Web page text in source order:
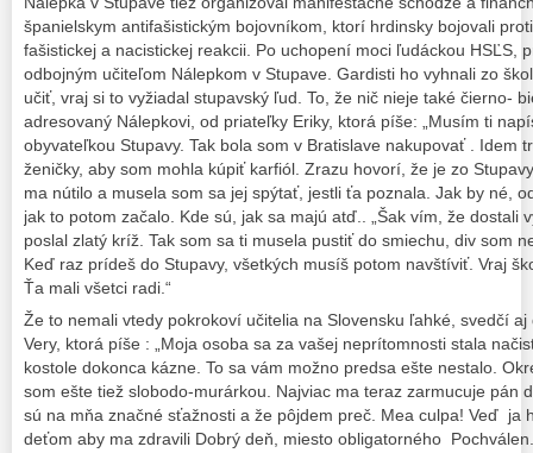
španielskym antifašistickým bojovníkom, ktorí hrdinsky bojovali
fašistickej a nacistickej reakcii. Po uchopení moci ľudáckou HSĽS,
odbojným učiteľom Nálepkom v Stupave. Gardisti ho vyhnali zo
učiť, vraj si to vyžiadal stupavský ľud. To, že nič nieje také čierno-
adresovaný Nálepkovi, od priateľky Eriky, ktorá píše: „Musím ti
obyvateľkou Stupavy. Tak bola som v Bratislave nakupovať . Idem
ženičky, aby som mohla kúpiť karfiól. Zrazu hovorí, že je zo
ma nútilo a musela som sa jej spýtať, jestli ťa poznala. Jak by né,
jak to potom začalo. Kde sú, jak sa majú atď.. „Šak vím, že dostali
poslal zlatý kríž. Tak som sa ti musela pustiť do smiechu, div som
Keď raz prídeš do Stupavy, všetkých musíš potom navštíviť. Vraj
Ťa mali všetci radi.“
Že to nemali vtedy pokrokoví učitelia na Slovensku ľahké, svedčí
Very, ktorá píše : „Moja osoba sa za vašej neprítomnosti stala
kostole dokonca kázne. To sa vám možno predsa ešte nestalo.
som ešte tiež slobodo-murárkou. Najviac ma teraz zarmucuje pán
sú na mňa značné sťažnosti a že pôjdem preč. Mea culpa! Veď ja
deťom aby ma zdravili Dobrý deň, miesto obligatorného